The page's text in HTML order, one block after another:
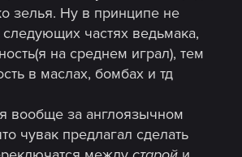
зелья. Ну в принципе не
следующих частях ведьмака,
на среднем играл), тем
в маслах, бомбах и тд
вообще за англоязычном
чувак предлагал сделать